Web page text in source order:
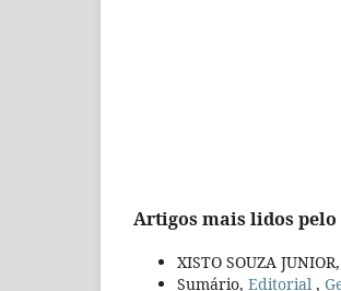
Artigos mais lidos
XISTO SOUZA JUNIOR,
Sumário, Editorial ,